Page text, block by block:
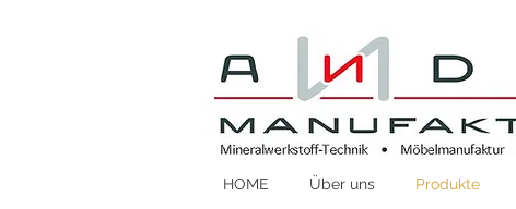
HOME Über uns Produkte